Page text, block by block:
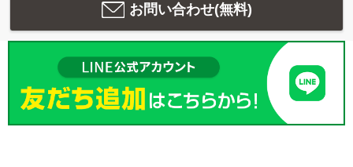
お問い合わせ(無料)